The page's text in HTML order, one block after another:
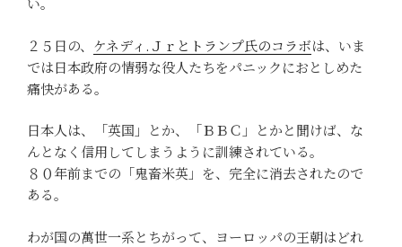
２５日の、 ケネディ.Ｊｒとトランプ氏のコラボは、いま
では日本政府の情弱な役人たちをパニックにおとしめた
痛快がある。
日本人は、「英国」とか、「ＢＢＣ」とかと聞けば、な
んとなく信用してしまうように訓練されている。
８０年前までの「鬼畜米英」を、完全に消去されたので
ある。
わが国の萬世一系とちがって、ヨーロッパの王朝はどれ